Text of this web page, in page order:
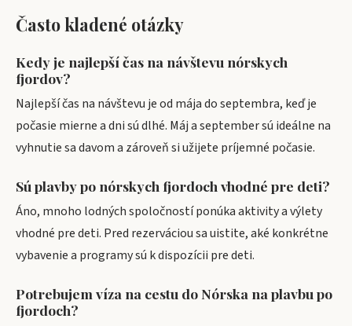
Často kladené otázky
Kedy je najlepší čas na návštevu nórskych
fjordov?
Najlepší čas na návštevu je od mája do septembra, keď je
počasie mierne a dni sú dlhé. Máj a september sú ideálne na
vyhnutie sa davom a zároveň si užijete príjemné počasie.
Sú plavby po nórskych fjordoch vhodné pre deti?
Áno, mnoho lodných spoločností ponúka aktivity a výlety
vhodné pre deti. Pred rezerváciou sa uistite, aké konkrétne
vybavenie a programy sú k dispozícii pre deti.
Potrebujem víza na cestu do Nórska na plavbu po
fjordoch?